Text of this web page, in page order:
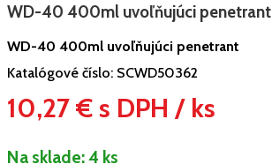
WD-40 400ml uvoľňujúci penetrant
WD-40 400ml uvoľňujúci penetrant
Katalógové číslo: SCWD50362
10,27 € s DPH / ks
Na sklade:4 ks